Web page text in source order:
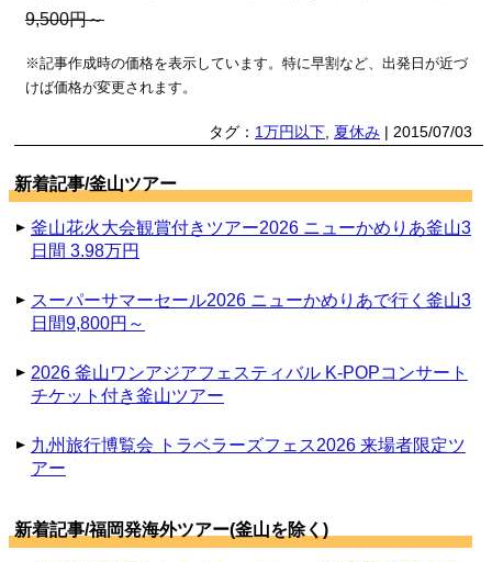
9,500円～
※記事作成時の価格を表示しています。特に早割など、出発日が近づ
けば価格が変更されます。
タグ： 1万円以下 夏休み | 2015/07/03
新着記事/釜山ツアー
釜山花火大会観賞付きツアー2026 ニューかめりあ釜山3
日間 3.98万円
スーパーサマーセール2026 ニューかめりあで行く釜山3
日間9,800円～
2026 釜山ワンアジアフェスティバル K-POPコンサート
チケット付き釜山ツアー
九州旅行博覧会 トラベラーズフェス2026 来場者限定ツ
アー
新着記事/福岡発海外ツアー(釜山を除く)